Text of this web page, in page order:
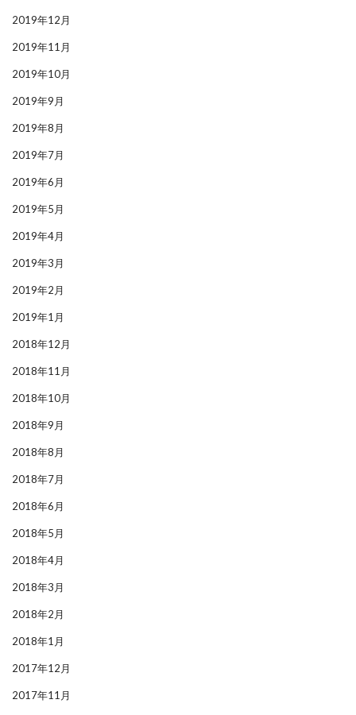
2019年12月
2019年11月
2019年10月
2019年9月
2019年8月
2019年7月
2019年6月
2019年5月
2019年4月
2019年3月
2019年2月
2019年1月
2018年12月
2018年11月
2018年10月
2018年9月
2018年8月
2018年7月
2018年6月
2018年5月
2018年4月
2018年3月
2018年2月
2018年1月
2017年12月
2017年11月